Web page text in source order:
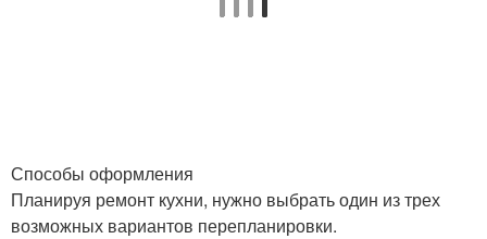
Способы оформления
Планируя ремонт кухни, нужно выбрать один из трех
возможных вариантов перепланировки.